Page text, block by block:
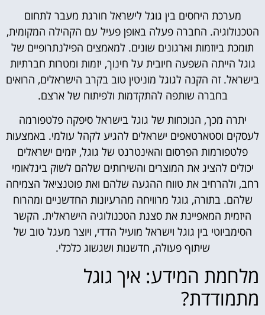
מערכת היחסים בין גוגל לישראל חורגת מעבר לתחום
הטכנולוגיה. החברה פעלה באופן פעיל עם הקהילה המקומית,
תומכת ביוזמות וארגונים שונים. למאמצים הפילנתרופיים של
גוגל הייתה השפעה חיובית על חינוך, יזמות ומטרות חברתיות
בישראל. זה הקנה לגוגל מוניטין טוב בקרב הישראלים, הרואים
בחברה שותפה להתקדמות ולפיתוח של ארצם.
יתרה מכך, הנוכחות של גוגל בישראל סיפקה פלטפורמה
לעסקים וסטארטאפים ישראלים להגיע לקהל עולמי. באמצעות
פלטפורמות הפרסום והאינטרנט של גוגל, יזמים ישראלים
יכולים להציג את המוצרים והשירותים שלהם לשוק בינלאומי
רחב, ולהרחיב את טווח ההגעה שלהם ואת פוטנציאל הצמיחה
שלהם. בתורה, גוגל מרוויחה מהרעיונות החדשניים ומהרוח
היזמית המאפיינת את סצנת הטכנולוגיה הישראלית. הקשר
הסימביוטי בין גוגל וישראל מועיל הדדי, ויוצר מעגל טוב של
שיתוף פעולה, חדשנות ושגשוג כלכלי.
מלחמת המידע: איך גוגל
מתמודדת?